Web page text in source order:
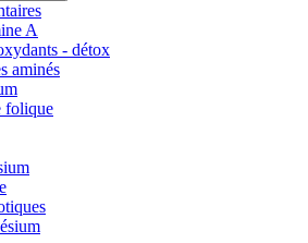
A
- détox
aminés
folique